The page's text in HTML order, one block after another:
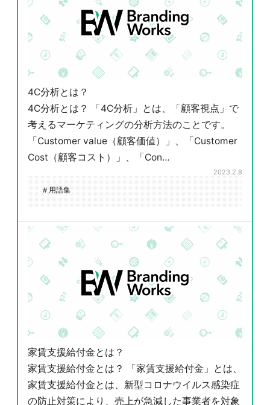
4C分析とは？
4C分析とは？ 「4C分析」とは、「顧客視点」で
考えるマーケティングの分析方法のことです。
「Customer value（顧客価値）」、「Customer
Cost（顧客コスト）」、「Con…
2023.2.8
# 用語集
家賃支援給付金とは？
家賃支援給付金とは？ 「家賃支援給付金」とは、
家賃支援給付金とは、新型コロナウイルス感染症
の防止対策により、売上が急減した事業者を対象